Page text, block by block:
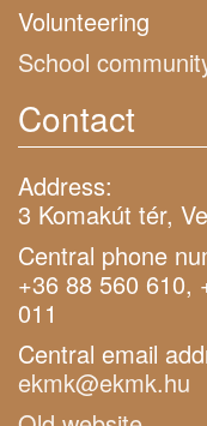
Volunteering
School
Contact
Address:
3 Komakút tér,
Central phone
+36 88 560 610,
011
Central email
ekmk@ekmk.hu